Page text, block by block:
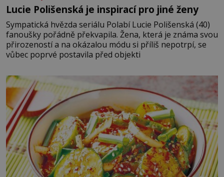
Lucie Polišenská je inspirací pro jiné ženy
Sympatická hvězda seriálu Polabí Lucie Polišenská (40)
fanoušky pořádně překvapila. Žena, která je známa svou
přirozeností a na okázalou módu si příliš nepotrpí, se
vůbec poprvé postavila před objekti